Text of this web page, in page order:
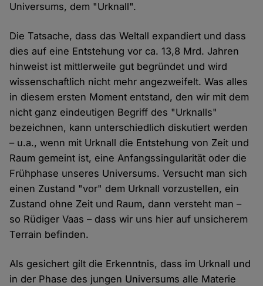
Universums, dem "Urknall".
Die Tatsache, dass das Weltall expandiert und dass
dies auf eine Entstehung vor ca. 13,8 Mrd. Jahren
hinweist ist mittlerweile gut begründet und wird
wissenschaftlich nicht mehr angezweifelt. Was alles
in diesem ersten Moment entstand, den wir mit dem
nicht ganz eindeutigen Begriff des "Urknalls"
bezeichnen, kann unterschiedlich diskutiert werden
– u.a., wenn mit Urknall die Entstehung von Zeit und
Raum gemeint ist, eine Anfangssingularität oder die
Frühphase unseres Universums. Versucht man sich
einen Zustand "vor" dem Urknall vorzustellen, ein
Zustand ohne Zeit und Raum, dann versteht man –
so Rüdiger Vaas – dass wir uns hier auf unsicherem
Terrain befinden.
Als gesichert gilt die Erkenntnis, dass im Urknall und
in der Phase des jungen Universums alle Materie